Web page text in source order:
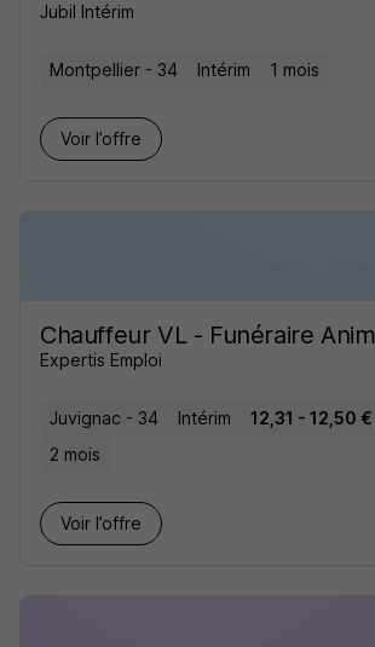
Jubil Intérim
Montpellier - 34 Intérim 1 mois
Voir l’offre
Chauffeur VL - Funéraire
Expertis Emploi
Juvignac - 34 Intérim
12,31 - 12,50
2 mois
Voir l’offre